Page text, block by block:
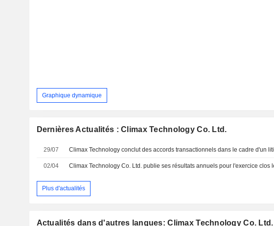
Graphique dynamique
Dernières Actualités : Climax Technology Co. Ltd.
29/07
02/04
Plus d'actualités
Actualités dans d'autres langues: Climax Technology Co. Ltd.